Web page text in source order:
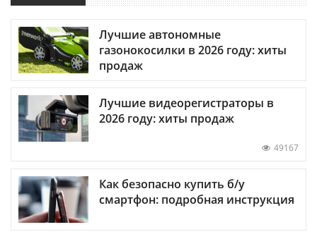
Лучшие автономные
газонокосилки в 2026 году: хиты
продаж
Лучшие видеорегистраторы в
2026 году: хиты продаж
49167
Как безопасно купить б/у
смартфон: подробная инструкция